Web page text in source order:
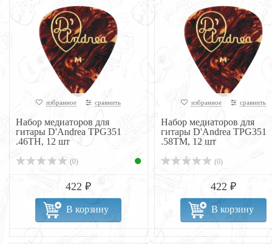
избранное сравнить
Набор медиаторов для
гитары D'Andrea TPG351
.46TH, 12 шт
(0)
422 ₽
В корзину
избранное сравнить
Набор медиаторов для
гитары D'Andrea TPG351
.58TM, 12 шт
(0)
422 ₽
В корзину